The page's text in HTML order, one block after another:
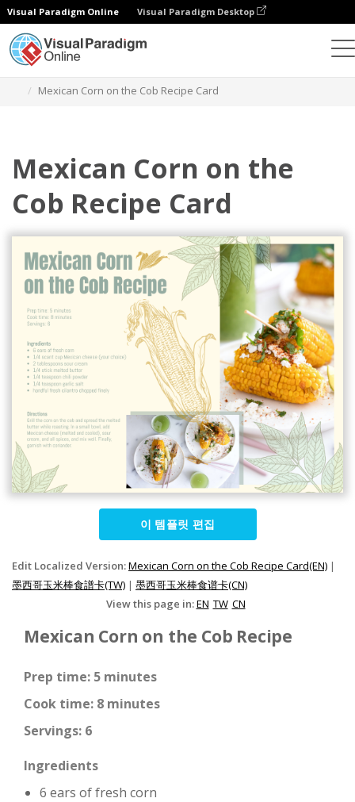
Visual Paradigm Online Visual Paradigm Desktop
Mexican Corn on the Cob Recipe Card
Mexican Corn on the
Cob Recipe Card
이 템플릿 편집
Edit Localized Version:Mexican Corn on the Cob Recipe Card(EN) |
墨西哥玉米棒食譜卡(TW) | 墨西哥玉米棒食谱卡(CN)
View this page in:EN TW CN
Mexican Corn on the Cob Recipe
Prep time: 5 minutes
Cook time: 8 minutes
Servings: 6
Ingredients
6 ears of fresh corn